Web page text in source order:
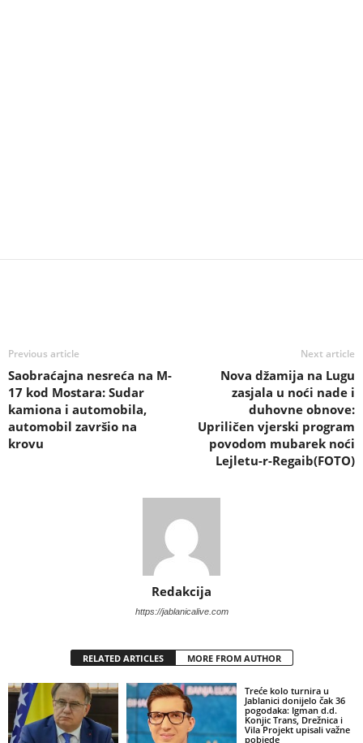
Previous article
Saobraćajna nesreća na M-
17 kod Mostara: Sudar
kamiona i automobila,
automobil završio na
krovu
Next article
Nova džamija na Lugu
zasjala u noći nade i
duhovne obnove:
Upriličen vjerski program
povodom mubarek noći
Lejletu-r-Regaib(FOTO)
Redakcija
https://jablanicalive.com
RELATED ARTICLES MORE FROM AUTHOR
Treće kolo turnira u
Jablanici donijelo čak 36
pogodaka: Igman d.d.
Konjic Trans, Drežnica i
Vila Projekt upisali važne
pobjede